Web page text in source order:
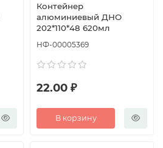
Контейнер
алюминиевый ДНО
202*110*48 620мл
НФ-00005369
22.00 ₽
В корзину